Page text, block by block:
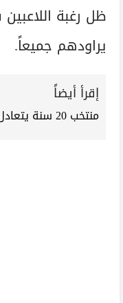
ظل رغبة
يراودهم جميعاً.
إقرأ أيضاً
منتخب 20 سنة يتعادل مع الجونة 1-1 استعدادا لكأس الأمم الأفريقية